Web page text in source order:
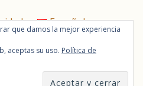
Español
Deshimaru © 2026
Izquierda – 28012 – Madrid
que damos la mejor experiencia
aceptas su uso. Política de